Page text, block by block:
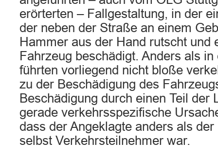
erörterten – Fallgestaltung, in der
der neben der Straße an einem
Hammer aus der Hand rutscht und
Fahrzeug beschädigt. Anders als
führten vorliegend nicht bloße
zu der Beschädigung des
Beschädigung durch einen Teil der
gerade verkehrsspezifische
dass der Angeklagte anders als
selbst Verkehrsteilnehmer war.